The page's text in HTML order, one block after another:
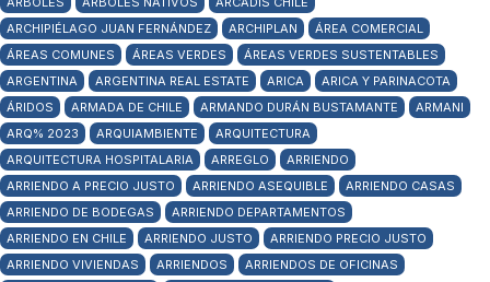
ARCHIPIÉLAGO JUAN FERNÁNDEZ
ARCHIPLAN
ÁREA COMERCIAL
ÁREAS COMUNES
ÁREAS VERDES
ÁREAS VERDES SUSTENTABLES
ARGENTINA
ARGENTINA REAL ESTATE ARICA
ARICA Y PARINACOTA
ÁRIDOS
ARMADA DE CHILE ARMANDO DURÁN BUSTAMANTE
ARMANI
ARQ% 2023
ARQUIAMBIENTE
ARQUITECTURA
ARQUITECTURA HOSPITALARIA
ARREGLO
ARRIENDO
ARRIENDO A PRECIO JUSTO
ARRIENDO ASEQUIBLE
ARRIENDO CASAS
ARRIENDO DE BODEGAS
ARRIENDO DEPARTAMENTOS
ARRIENDO EN CHILE
ARRIENDO JUSTO
ARRIENDO PRECIO JUSTO
ARRIENDO VIVIENDAS
ARRIENDOS
ARRIENDOS DE OFICINAS